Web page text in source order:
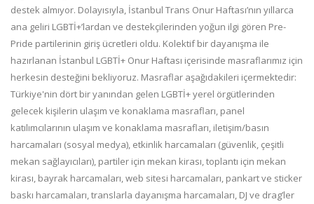
destek almıyor. Dolayısıyla, İstanbul Trans Onur Haftası’nın yıllarca
ana geliri LGBTİ+’lardan ve destekçilerinden yoğun ilgi gören Pre-
Pride partilerinin giriş ücretleri oldu. Kolektif bir dayanışma ile
hazırlanan İstanbul LGBTİ+ Onur Haftası içerisinde masraflarımız için
herkesin desteğini bekliyoruz. Masraflar aşağıdakileri içermektedir:
Türkiye'nin dört bir yanından gelen LGBTİ+ yerel örgütlerinden
gelecek kişilerin ulaşım ve konaklama masrafları, panel
katılımcılarının ulaşım ve konaklama masrafları, iletişim/basın
harcamaları (sosyal medya), etkinlik harcamaları (güvenlik, çeşitli
mekan sağlayıcıları), partiler için mekan kirası, toplantı için mekan
kirası, bayrak harcamaları, web sitesi harcamaları, pankart ve sticker
baskı harcamaları, translarla dayanışma harcamaları, DJ ve drag’ler